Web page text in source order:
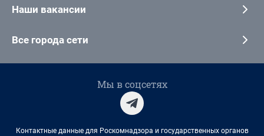
Наши вакансии
Все города сети
Мы в соцсетях
Контактные данные для Роскомнадзора и государственных органов